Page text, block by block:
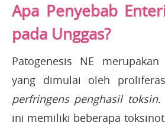
Apa Penyebab
pada Unggas?
Patogenesis NE
yang dimulai oleh
perfringens penghasil toksin.
ini memiliki beberapa